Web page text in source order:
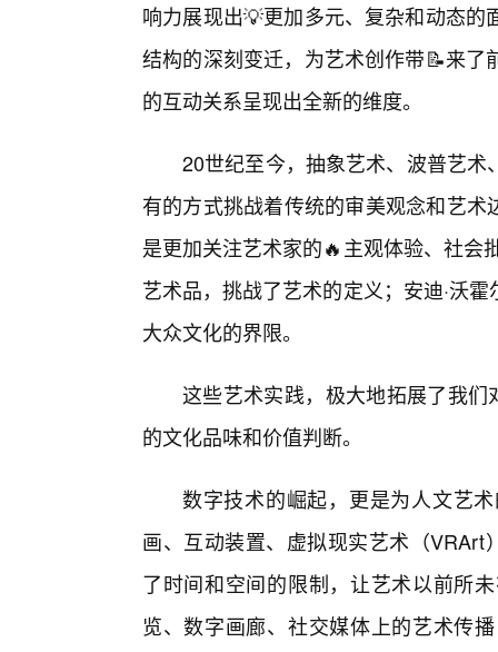
响力展现出💡更加多元、复杂和动态
结构的深刻变迁，为艺术创作带📝来
的互动关系呈现出全新的维度。
20世纪至今，抽象艺术、波普艺
有的方式挑战着传统的审美观念和艺
是更加关注艺术家的🔥主观体验、社会
艺术品，挑战了艺术的定义；安迪·沃
大众文化的界限。
这些艺术实践，极大地拓展了我们
的文化品味和价值判断。
数字技术的崛起，更是为人文艺
画、互动装置、虚拟现实艺术（
了时间和空间的限制，让艺术以前所
览、数字画廊、社交媒体上的艺术传